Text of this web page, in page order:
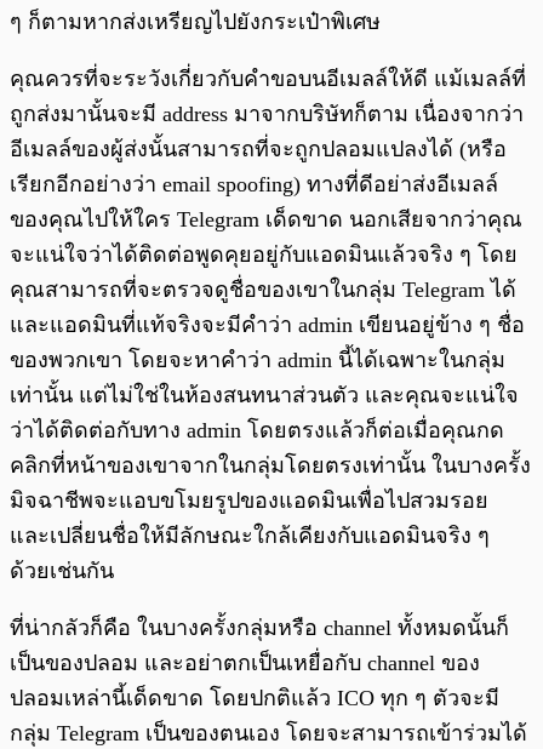
ๆ ก็ตามหากส่งเหรียญไปยังกระเป๋าพิเศษ
คุณควรที่จะระวังเกี่ยวกับคำขอบนอีเมลล์ให้ดี แม้เมลล์ที่
ถูกส่งมานั้นจะมี address มาจากบริษัทก็ตาม เนื่องจากว่า
อีเมลล์ของผู้ส่งนั้นสามารถที่จะถูกปลอมแปลงได้ (หรือ
เรียกอีกอย่างว่า email spoofing) ทางที่ดีอย่าส่งอีเมลล์
ของคุณไปให้ใคร Telegram เด็ดขาด นอกเสียจากว่าคุณ
จะแน่ใจว่าได้ติดต่อพูดคุยอยู่กับแอดมินแล้วจริง ๆ โดย
คุณสามารถที่จะตรวจดูชื่อของเขาในกลุ่ม Telegram ได้
และแอดมินที่แท้จริงจะมีคำว่า admin เขียนอยู่ข้าง ๆ ชื่อ
ของพวกเขา โดยจะหาคำว่า admin นี้ได้เฉพาะในกลุ่ม
เท่านั้น แต่ไม่ใช่ในห้องสนทนาส่วนตัว และคุณจะแน่ใจ
ว่าได้ติดต่อกับทาง admin โดยตรงแล้วก็ต่อเมื่อคุณกด
คลิกที่หน้าของเขาจากในกลุ่มโดยตรงเท่านั้น ในบางครั้ง
มิจฉาชีพจะแอบขโมยรูปของแอดมินเพื่อไปสวมรอย
และเปลี่ยนชื่อให้มีลักษณะใกล้เคียงกับแอดมินจริง ๆ
ด้วยเช่นกัน
ที่น่ากลัวก็คือ ในบางครั้งกลุ่มหรือ channel ทั้งหมดนั้นก็
เป็นของปลอม และอย่าตกเป็นเหยื่อกับ channel ของ
ปลอมเหล่านี้เด็ดขาด โดยปกติแล้ว ICO ทุก ๆ ตัวจะมี
กลุ่ม Telegram เป็นของตนเอง โดยจะสามารถเข้าร่วมได้